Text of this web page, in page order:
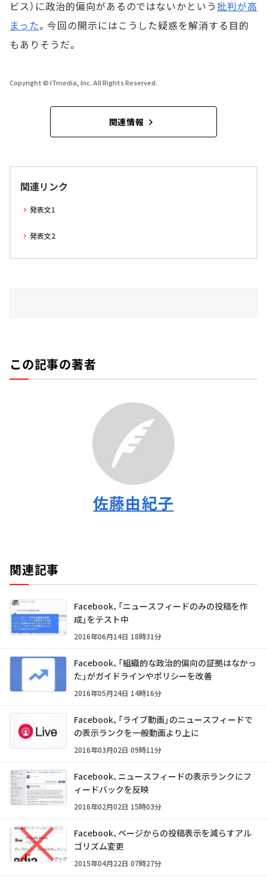
ビス）に政治的偏向があるのではないかという批判が高
まった。今回の開示にはこうした疑惑を解消する目的
もありそうだ。
Copyright © ITmedia, Inc. All Rights Reserved.
関連情報
関連リンク
発表文1
発表文2
この記事の著者
佐藤由紀子
関連記事
Facebook、「ニュースフィードのみの投稿を作
成」をテスト中
2016年06月14日 18時31分
Facebook、「組織的な政治的偏向の証拠はなかっ
た」がガイドラインやポリシーを改善
2016年05月24日 14時16分
Facebook、「ライブ動画」のニュースフィードで
の表示ランクを一般動画より上に
2016年03月02日 09時11分
Facebook、ニュースフィードの表示ランクにフ
ィードバックを反映
2016年02月02日 15時03分
Facebook、ページからの投稿表示を減らすアル
ゴリズム変更
2015年04月22日 07時27分